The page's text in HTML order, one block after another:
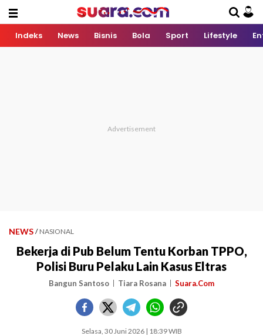
Indeks News Bisnis Bola Sport Lifestyle
NEWS / NASIONAL
Bekerja di Pub Belum Tentu Korban TPPO,
Polisi Buru Pelaku Lain Kasus Eltras
Bangun Santoso Tiara Rosana Suara.Com
Selasa, 30 Juni 2026 | 18:39 WIB